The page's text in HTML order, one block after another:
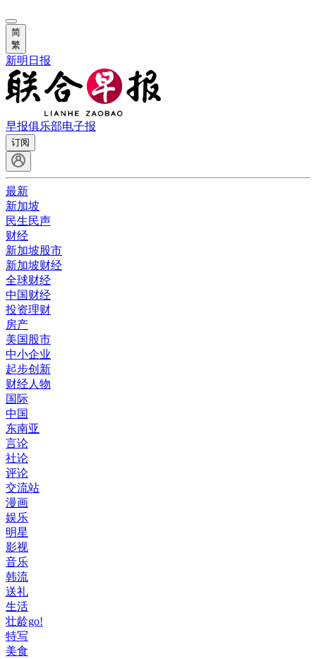
简
繁
新明日报
早报俱乐部电子报
订阅
最新
新加坡
民生民声
财经
新加坡股市
新加坡财经
全球财经
中国财经
投资理财
房产
美国股市
中小企业
起步创新
财经人物
国际
中国
东南亚
言论
社论
评论
交流站
漫画
娱乐
明星
影视
音乐
韩流
送礼
生活
壮龄go!
特写
美食